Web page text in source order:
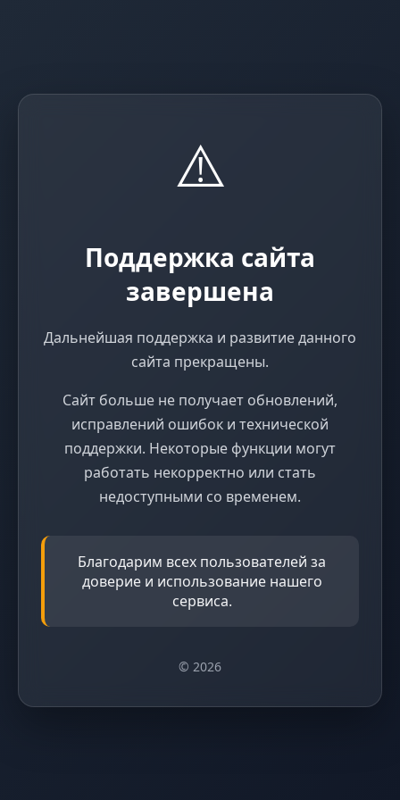
⚠️
Поддержка сайта
завершена
Дальнейшая поддержка и развитие данного
сайта прекращены.
Сайт больше не получает обновлений,
исправлений ошибок и технической
поддержки. Некоторые функции могут
работать некорректно или стать
недоступными со временем.
Благодарим всех пользователей за
доверие и использование нашего
сервиса.
© 2026